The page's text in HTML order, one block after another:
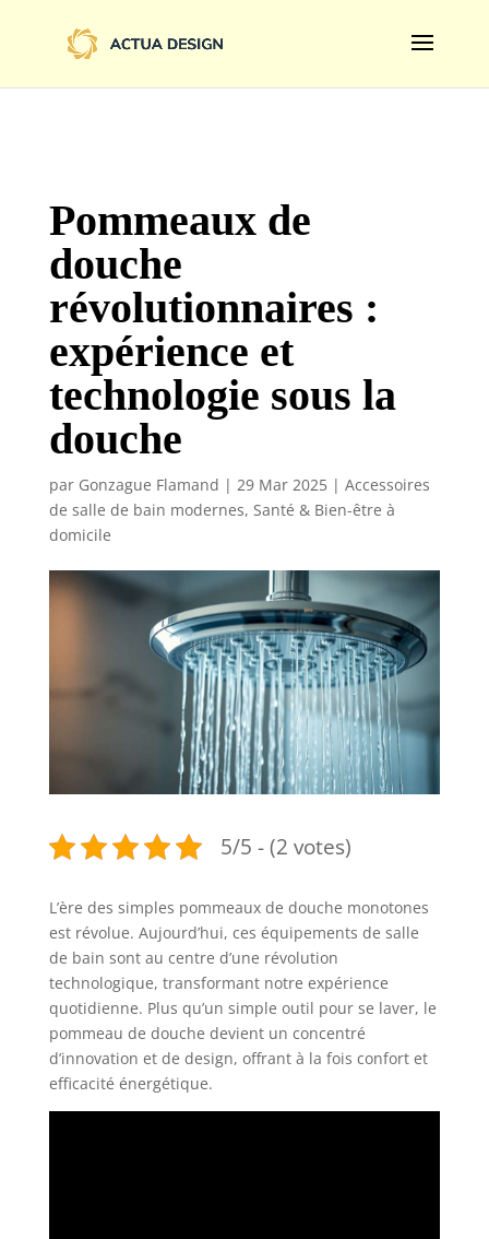
family=Limelight&display=swap');
Pommeaux de
douche
révolutionnaires :
expérience et
technologie sous la
douche
par Gonzague Flamand | 29 Mar 2025| Accessoires
de salle de bain modernes, Santé & Bien-être à
domicile
5/5 - (2 votes)
L’ère des simples pommeaux de douche monotones
est révolue. Aujourd’hui, ces équipements de salle
de bain sont au centre d’une révolution
technologique, transformant notre expérience
quotidienne. Plus qu’un simple outil pour se laver, le
pommeau de douche devient un concentré
d’innovation et de design, offrant à la fois confort et
efficacité énergétique.